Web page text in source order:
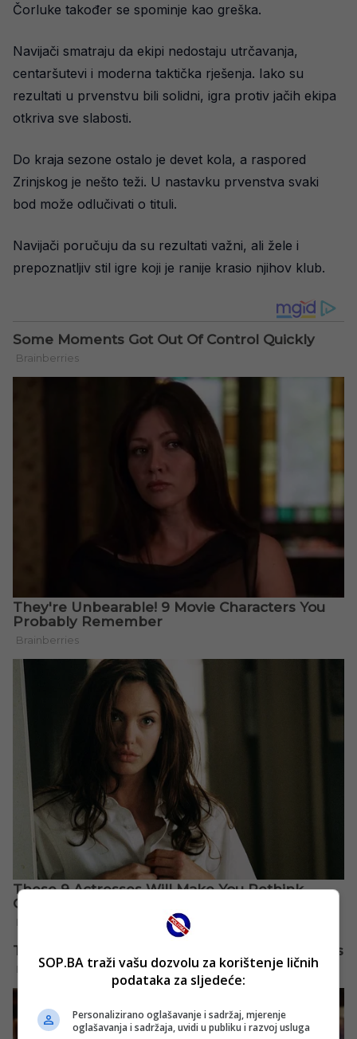
Čorluke također se spominje kao greška.
Navijači smatraju da ekipi nedostaju utrčavanja,
centaršutevi i moderna taktička rješenja. Iako su
rezultati u prvenstvu bili solidni, igra protiv jačih ekipa
otkriva sve slabosti.
Do kraja sezone ostalo je devet kola, a raspored
Zrinjskog je nešto teži. U nastavku prvenstva svaki
bod može odlučivati o tituli.
Navijači poručuju da su rezultati važni, ali žele i
prepoznatljiv stil igre koji je ranije krasio njihov klub.
SOP.BA traži vašu dozvolu za korištenje ličnih
podataka za sljedeće:
Personalizirano oglašavanje i sadržaj, mjerenje
oglašavanja i sadržaja, uvidi u publiku i razvoj usluga